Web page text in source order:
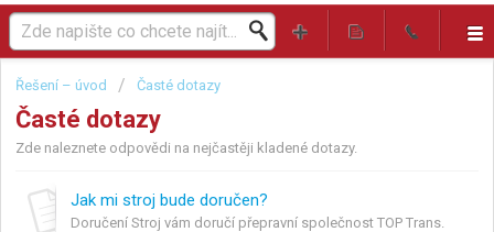
Řešení – úvod Časté dotazy
Časté dotazy
Zde naleznete odpovědi na nejčastěji kladené dotazy.
Jak mi stroj bude doručen?
Doručení Stroj vám doručí přepravní společnost TOP Trans.